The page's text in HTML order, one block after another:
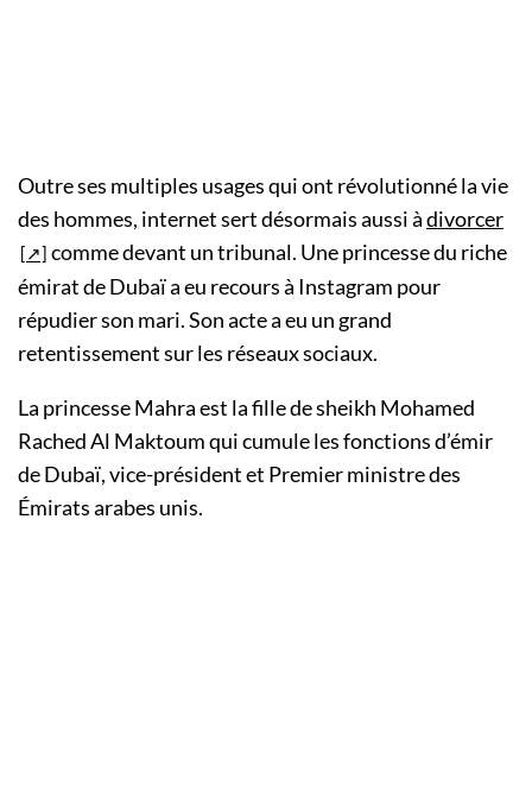
Outre ses multiples usages qui ont révolutionné la vie
des hommes, internet sert désormais aussi àdivorcer
comme devant un tribunal. Une princesse du riche
émirat de Dubaï a eu recours à Instagram pour
répudier son mari. Son acte a eu un grand
retentissement sur les réseaux sociaux.
La princesse Mahra est la fille de sheikh Mohamed
Rached Al Maktoum qui cumule les fonctions d’émir
de Dubaï, vice-président et Premier ministre des
Émirats arabes unis.